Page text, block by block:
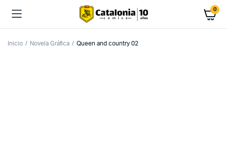
0
Inicio Novela Gráfica Queen and country 02